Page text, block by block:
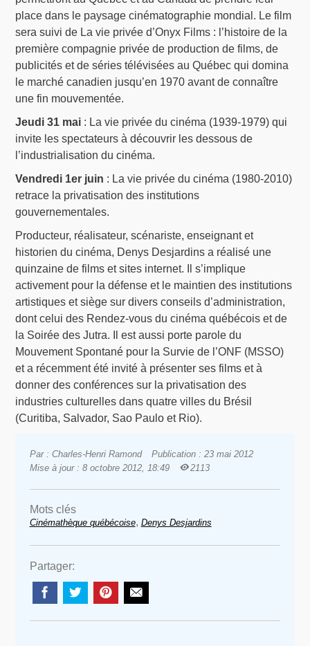
place dans le paysage cinématographie mondial. Le film
sera suivi de La vie privée d’Onyx Films : l’histoire de la
première compagnie privée de production de films, de
publicités et de séries télévisées au Québec qui domina
le marché canadien jusqu’en 1970 avant de connaître
une fin mouvementée.
Jeudi 31 mai : La vie privée du cinéma (1939-1979) qui
invite les spectateurs à découvrir les dessous de
l’industrialisation du cinéma.
Vendredi 1er juin : La vie privée du cinéma (1980-2010)
retrace la privatisation des institutions
gouvernementales.
Producteur, réalisateur, scénariste, enseignant et
historien du cinéma, Denys Desjardins a réalisé une
quinzaine de films et sites internet. Il s’implique
activement pour la défense et le maintien des institutions
artistiques et siège sur divers conseils d’administration,
dont celui des Rendez-vous du cinéma québécois et de
la Soirée des Jutra. Il est aussi porte parole du
Mouvement Spontané pour la Survie de l’ONF (MSSO)
et a récemment été invité à présenter ses films et à
donner des conférences sur la privatisation des
industries culturelles dans quatre villes du Brésil
(Curitiba, Salvador, Sao Paulo et Rio).
Par : Charles-Henri Ramond
Publication : 23 mai 2012
Mise à jour : 8 octobre 2012, 18:49
2113
Mots clés
Cinémathèque québécoise, Denys Desjardins
Partager: